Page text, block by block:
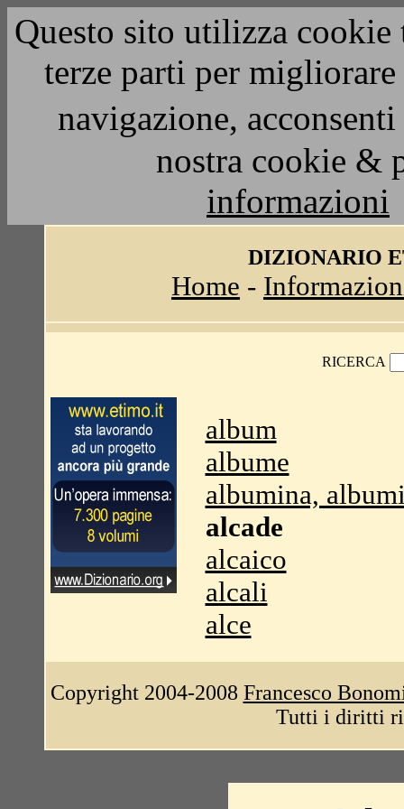
Questo sito utilizza
terze parti per
navigazione,
nostra cookie &
informazioni
DIZIONARIO
Home -
RICERCA
album
albume
albumina,
alcade
alcaico
alcali
alce
Copyright 2004-2008 Francesco
Tutti i diritti